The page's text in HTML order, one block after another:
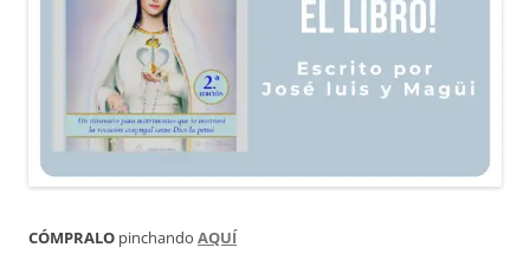
CÓMPRALO pinchando AQUÍ